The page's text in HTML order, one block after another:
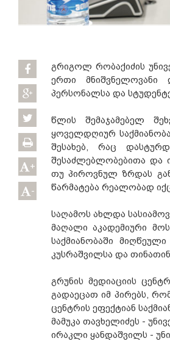
+
-
გრიგოლ რობაქიძის
ერთი მნიშვნელოვანი
პერსონალსა და
წლის შემაჯამებელ
ყოველდღიურ
შესახებ, რაც
შესაძლებლობებითა და
თუ პიროვნულ ზრდას
წარმატება რეალობად
საღამოს ახლდა
მაღალი აკადემიური
საქმიანობაში
კუსრაშვილსა და
გრუნის მედიაციის
გადაეცათ იმ პირებს,
ცენტრის ეფექტიან
მამუკა თავხელიძეს -
ირაკლი ყანდაშვილს -